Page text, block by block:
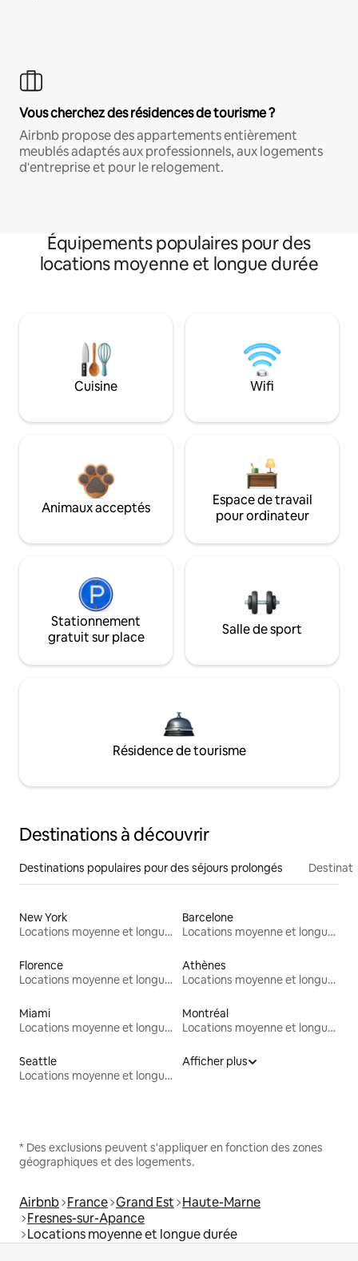
Vous cherchez des résidences de tourisme ?
Airbnb propose des appartements entièrement
meublés adaptés aux professionnels, aux logements
d'entreprise et pour le relogement.
Équipements populaires pour des
locations moyenne et longue durée
Cuisine Wifi
Animaux acceptés
Espace de travail
pour ordinateur
Stationnement
gratuit sur place
Salle de sport
Résidence de tourisme
Destinations à découvrir
Destinations populaires pour des séjours prolongés
New York
Locations moyenne et longue durée
Barcelone
Locations moyenne et longue durée
Florence
Locations moyenne et longue durée
Athènes
Locations moyenne et longue durée
Miami
Locations moyenne et longue durée
Montréal
Locations moyenne et longue durée
Seattle
Locations moyenne et longue durée
Afficher plus
* Des exclusions peuvent s'appliquer en fonction des zones
géographiques et des logements.
Airbnb France Grand Est Haute-Marne
Fresnes-sur-Apance
Locations moyenne et longue durée